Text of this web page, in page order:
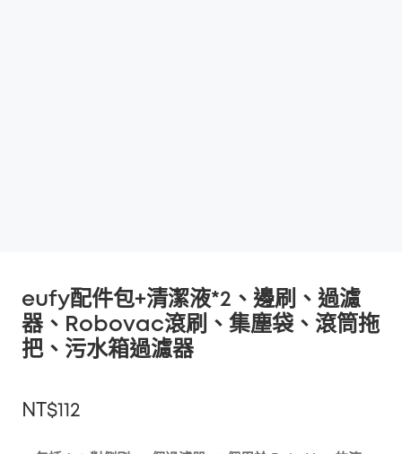
eufy配件包+清潔液*2、邊刷、過濾
器、Robovac滾刷、集塵袋、滾筒拖
把、污水箱過濾器
NT$112